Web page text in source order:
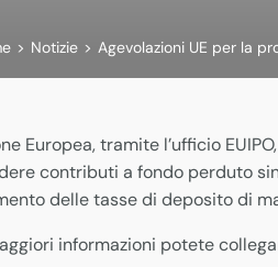
> Notizie > Agevolazioni UE per la
Europea, tramite l’ufficio
contributi a fondo perduto
delle tasse di deposito di
informazioni potete